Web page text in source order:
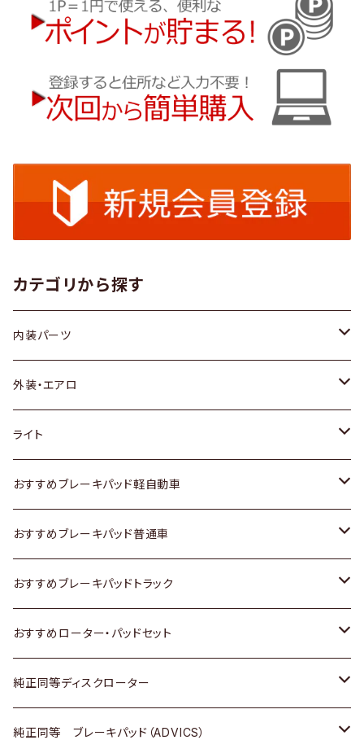
カテゴリから探す
内装パーツ
トヨタ
ホンダ
スズキ
日産
いすゞ
ダイハツ
マツダ
三菱
外装・エアロ
トヨタ
ホンダ
スズキ
日産
いすゞ
ダイハツ
マツダ
ライト
トヨタ
スズキ
日産
いすゞ
ダイハツ
三菱
おすすめブレーキパッド軽自動車
トヨタ
ホンダ
スズキ
日産
ダイハツ
おすすめブレーキパッド普通車
トヨタ
ホンダ
スズキ
日産
おすすめブレーキパッドトラック
トヨタ
日産
いすゞ
おすすめローター・パッドセット
トヨタ
ホンダ
純正同等ディスクローター
トヨタ
純正同等 ブレーキパッド（ADVICS）